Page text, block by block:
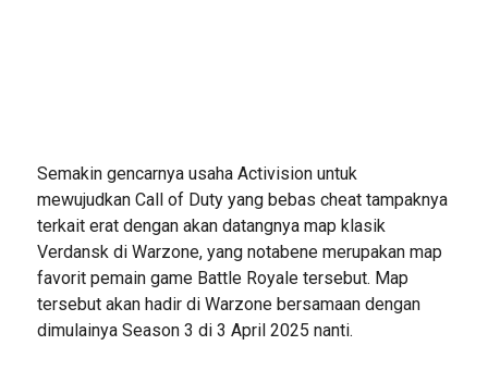
Semakin gencarnya usaha Activision untuk
mewujudkan Call of Duty yang bebas cheat tampaknya
terkait erat dengan akan datangnya map klasik
Verdansk di Warzone, yang notabene merupakan map
favorit pemain game Battle Royale tersebut. Map
tersebut akan hadir di Warzone bersamaan dengan
dimulainya Season 3 di 3 April 2025 nanti.